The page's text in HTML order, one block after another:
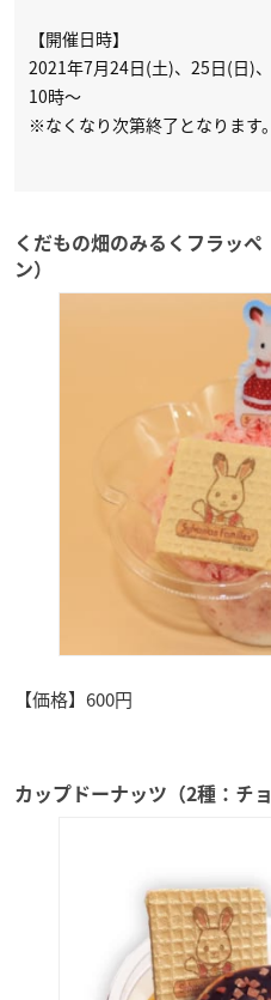
【開催日時】
2021年7月24日(土)、25日(日)
10時～
※なくなり次第終了となります。
くだもの畑のみるくフラッ
ン）
【価格】600円
カップドーナッツ（2種：チ